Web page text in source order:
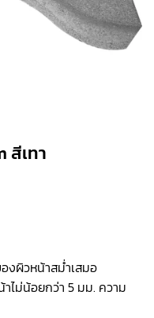
สีเทา
งผิวหน้าสม่ำเสมอ
ไม่น้อยกว่า 5 มม. ความ